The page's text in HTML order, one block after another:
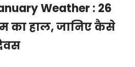
Weather : 26
का हाल, जानिए कैसे